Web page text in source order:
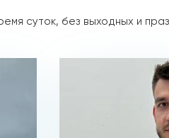
суток, без выходных и